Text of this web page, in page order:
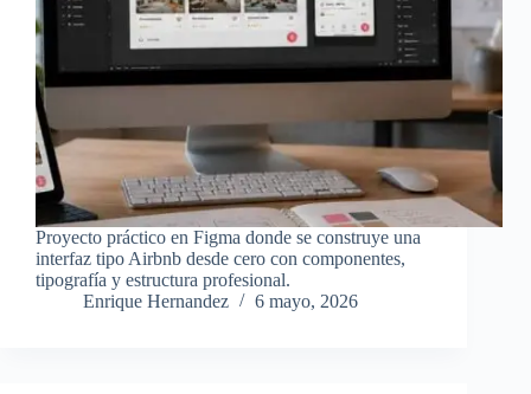
Proyecto práctico en Figma donde se construye una
interfaz tipo Airbnb desde cero con componentes,
tipografía y estructura profesional.
Enrique Hernandez
6 mayo, 2026